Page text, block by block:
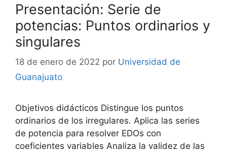
Presentación: Serie de
potencias: Puntos ordinarios y
singulares
18 de enero de 2022 por Universidad de
Guanajuato
Objetivos didácticos Distingue los puntos
ordinarios de los irregulares. Aplica las series
de potencia para resolver EDOs con
coeficientes variables Analiza la validez de las